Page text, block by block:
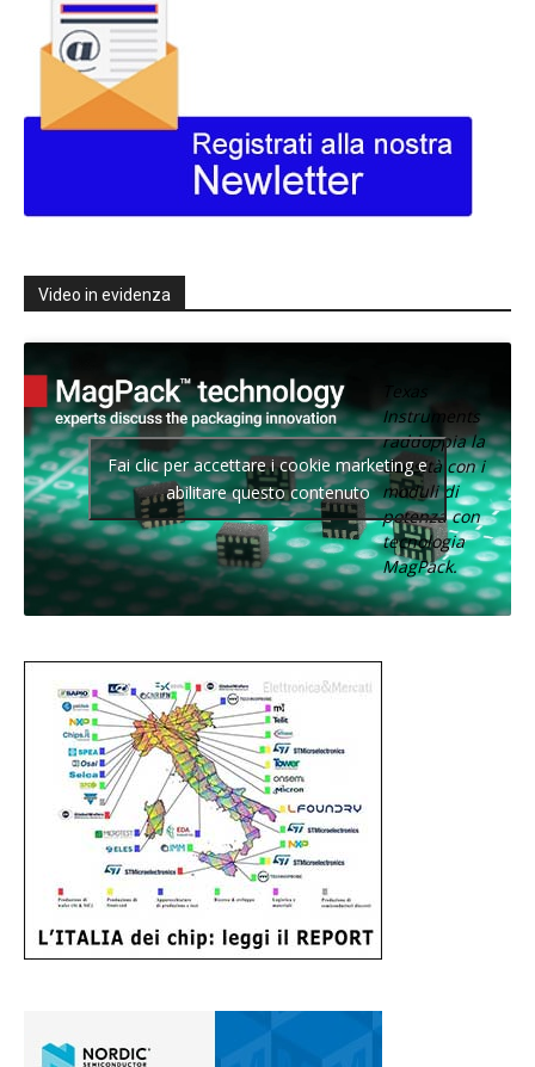
Video in evidenza
Texas
Instruments
raddoppia la
densità con i
moduli di
potenza con
tecnologia
MagPack.
Fai clic per accettare i cookie marketing e
abilitare questo contenuto